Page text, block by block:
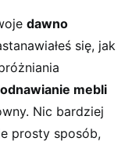
dawno
się, jak
odnawianie mebli
Nic bardziej
prosty‍ sposób,